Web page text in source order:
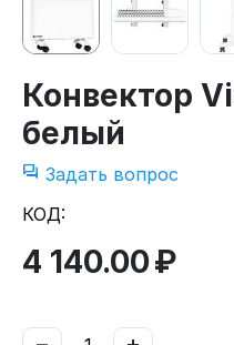
Конвектор
белый
Задать вопрос
КОД:
4 140.00₽